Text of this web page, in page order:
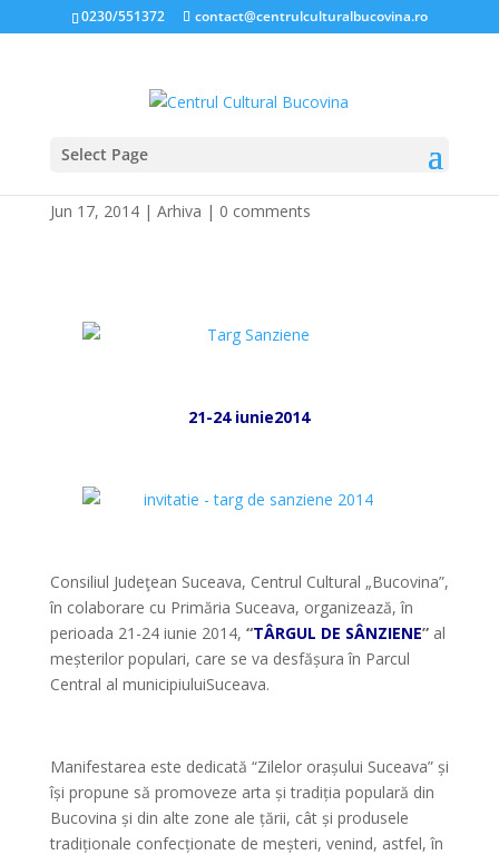
0230/551372 contact@centrulculturalbucovina.ro
Select Page
TÂRGUL DE SÂNZIENE
Jun 17, 2014| Arhiva | 0 comments
21-24 iunie2014
Consiliul Judeţean Suceava, Centrul Cultural „Bucovina”,
în colaborare cu Primăria Suceava, organizează, în
perioada 21-24 iunie 2014, “TÂRGUL DE SÂNZIENE” al
meșterilor populari, care se va desfășura în Parcul
Central al municipiuluiSuceava.
Manifestarea este dedicată “Zilelor orașului Suceava” și
își propune să promoveze arta și tradiția populară din
Bucovina și din alte zone ale țării, cât și produsele
tradiționale confecționate de meșteri, venind, astfel, în